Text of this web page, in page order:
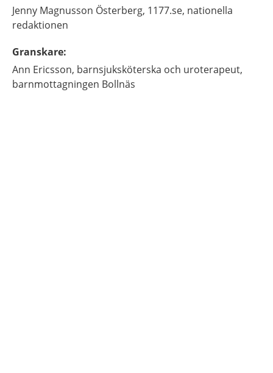
Jenny Magnusson Österberg, 1177.se, nationella
redaktionen
Granskare:
Ann Ericsson, barnsjuksköterska och uroterapeut,
barnmottagningen Bollnäs